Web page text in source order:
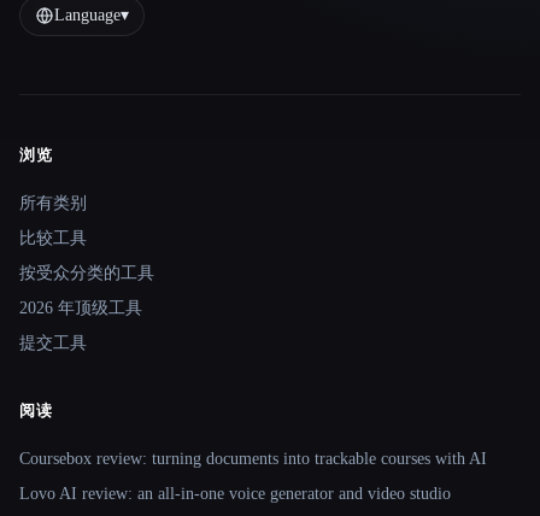
Language▾
Site navigation
浏览
所有类别
比较工具
按受众分类的工具
2026 年顶级工具
提交工具
阅读
Coursebox review: turning documents into trackable courses with AI
Lovo AI review: an all-in-one voice generator and video studio